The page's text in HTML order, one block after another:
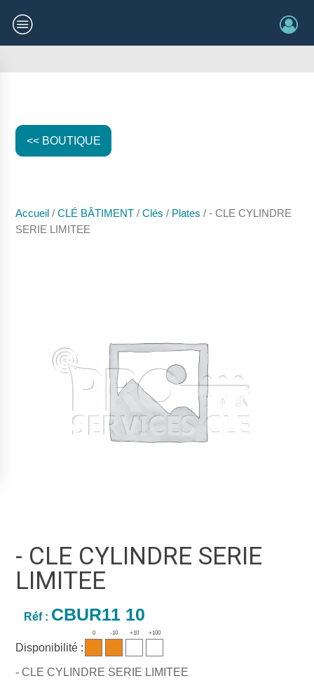
<< BOUTIQUE
Accueil /CLÉ BÂTIMENT /Clés / Plates / - CLE CYLINDRE
SERIE LIMITEE
- CLE CYLINDRE SERIE
LIMITEE
Réf : CBUR11 10
Disponibilité :
0 -10 +10 +100
- CLE CYLINDRE SERIE LIMITEE